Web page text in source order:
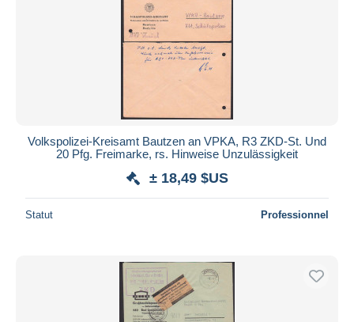
Volkspolizei-Kreisamt Bautzen an VPKA, R3 ZKD-St. Und
20 Pfg. Freimarke, rs. Hinweise Unzulässigkeit
± 18,49 $US
Statut Professionnel